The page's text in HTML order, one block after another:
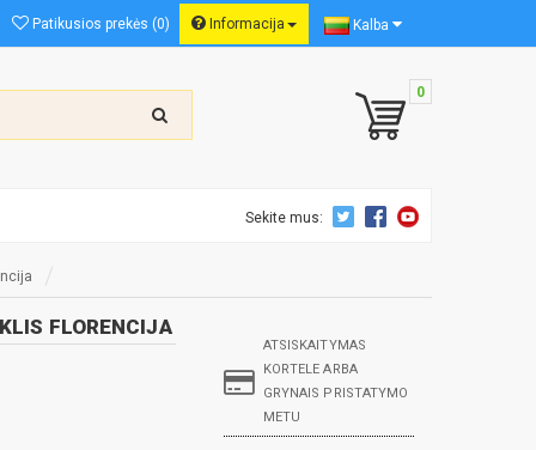
Patikusios prekės (0) Informacija Kalba
0
Sekite mus:
FLORENCIJA
ATSISKAITYMAS
KORTELE ARBA
GRYNAIS PRISTATYMO
METU